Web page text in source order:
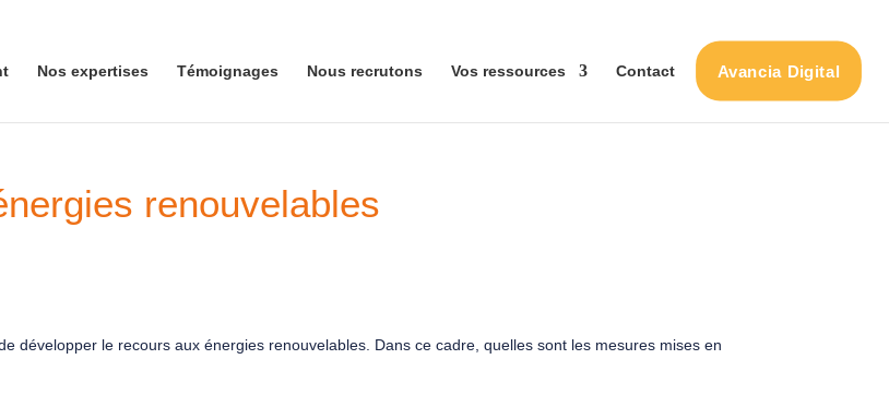
Nos expertises Témoignages Nous recrutons Vos ressources Contact Avancia Digital
renouvelables
développer le recours aux énergies renouvelables. Dans ce cadre, quelles sont les mesures mises en